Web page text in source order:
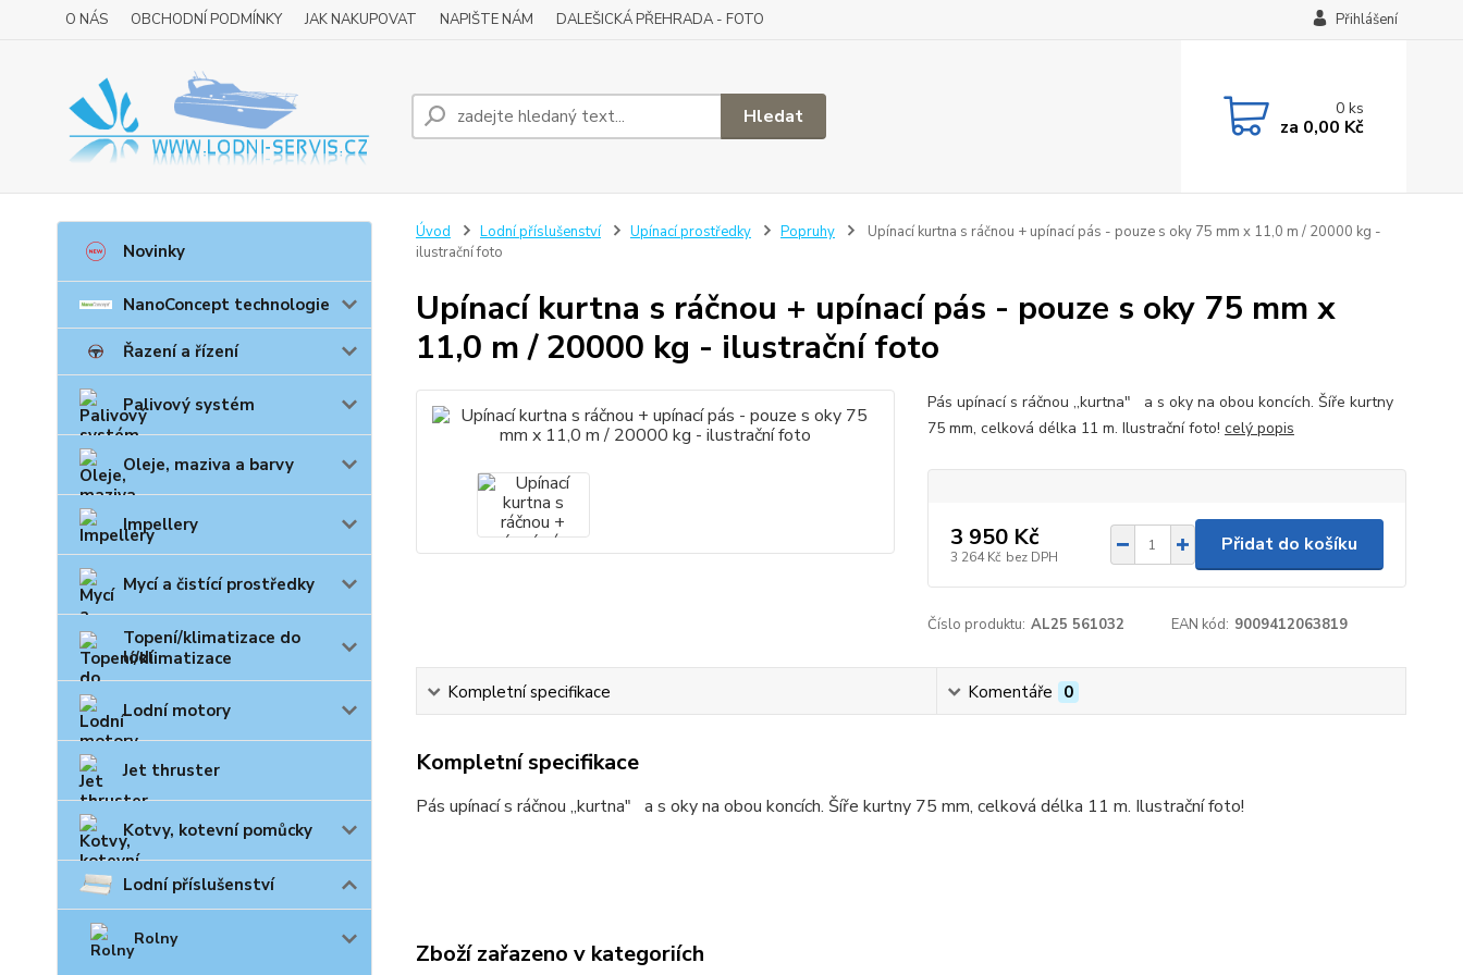
O NÁS OBCHODNÍ PODMÍNKY JAK NAKUPOVAT NAPIŠTE NÁM DALEŠICKÁ PŘEHRADA - FOTO Přihlášení
Hledat 0ks
za 0,00 Kč
Novinky
NanoConcept technologie
Řazení a řízení
Palivový systém
Oleje, maziva a barvy
Impellery
Mycí a čistící prostředky
Topení/klimatizace do
lodí
Lodní motory
Jet thruster
Kotvy, kotevní pomůcky
Lodní příslušenství
Rolny
Úvod Lodní příslušenství Upínací prostředky Popruhy
Upínací kurtna s ráčnou + upínací pás - pouze s oky 75 mm x 11,0 m / 20000 kg -
ilustrační foto
Upínací kurtna s ráčnou + upínací pás - pouze s oky 75 mm x
11,0 m / 20000 kg - ilustrační foto
Pás upínací s ráčnou ,,kurtna" a s oky na obou koncích. Šíře kurtny
75 mm, celková délka 11 m. Ilustrační foto! celý popis
3 950 Kč
3 264 Kč bez DPH
Přidat do košíku
Číslo produktu: AL25 561032 EAN kód: 9009412063819
Kompletní specifikace Komentáře 0
Kompletní specifikace
Pás upínací s ráčnou ,,kurtna" a s oky na obou koncích. Šíře kurtny 75 mm, celková délka 11 m. Ilustrační foto!
Zboží zařazeno v kategoriích